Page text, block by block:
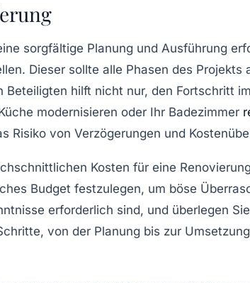
sorgfältige Planung und Ausführung
Dieser sollte alle Phasen des
Beteiligten hilft nicht nur, den Fortschritt
modernisieren oder Ihr Badezimmer
Risiko von Verzögerungen und
Kosten für eine
Budget festzulegen, um böse
erforderlich sind, und überlegen
von der Planung bis zur